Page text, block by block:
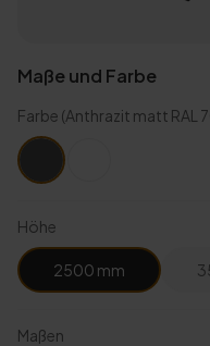
Maße und Farbe
Farbe (Anthrazit matt RAL
Höhe
2500 mm
Maßen